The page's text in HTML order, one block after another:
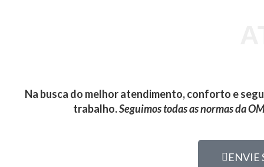
Na busca do melhor atendimento, conforto e
trabalho.Seguimos todas as normas da
ENVIE